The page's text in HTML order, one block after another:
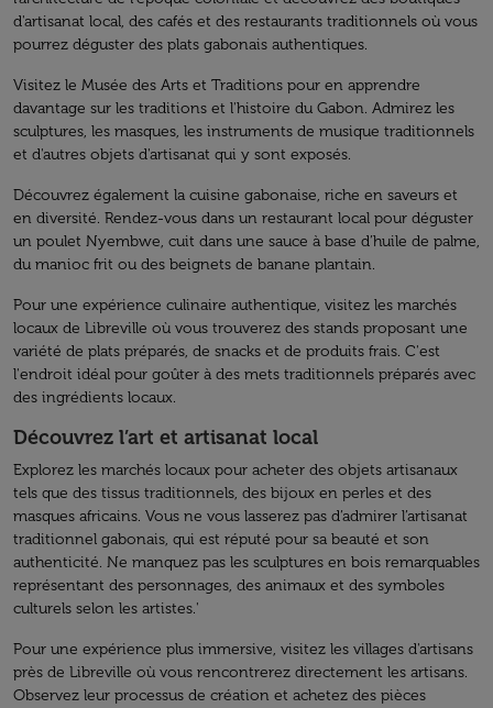
d'artisanat local, des cafés et des restaurants traditionnels où vous
pourrez déguster des plats gabonais authentiques.
Visitez le Musée des Arts et Traditions pour en apprendre
davantage sur les traditions et l'histoire du Gabon. Admirez les
sculptures, les masques, les instruments de musique traditionnels
et d'autres objets d'artisanat qui y sont exposés.
Découvrez également la cuisine gabonaise, riche en saveurs et
en diversité. Rendez-vous dans un restaurant local pour déguster
un poulet Nyembwe, cuit dans une sauce à base d’huile de palme,
du manioc frit ou des beignets de banane plantain.
Pour une expérience culinaire authentique, visitez les marchés
locaux de Libreville où vous trouverez des stands proposant une
variété de plats préparés, de snacks et de produits frais. C'est
l'endroit idéal pour goûter à des mets traditionnels préparés avec
des ingrédients locaux.
Découvrez l’art et artisanat local
Explorez les marchés locaux pour acheter des objets artisanaux
tels que des tissus traditionnels, des bijoux en perles et des
masques africains. Vous ne vous lasserez pas d’admirer l’artisanat
traditionnel gabonais, qui est réputé pour sa beauté et son
authenticité. Ne manquez pas les sculptures en bois remarquables
représentant des personnages, des animaux et des symboles
culturels selon les artistes.'
Pour une expérience plus immersive, visitez les villages d'artisans
près de Libreville où vous rencontrerez directement les artisans.
Observez leur processus de création et achetez des pièces